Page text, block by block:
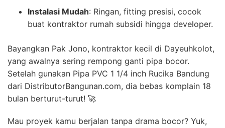
Instalasi Mudah: Ringan, fitting presisi, cocok
buat kontraktor rumah subsidi hingga developer.
Bayangkan Pak Jono, kontraktor kecil di Dayeuhkolot,
yang awalnya sering rempong ganti pipa bocor.
Setelah gunakan Pipa PVC 1 1/4 inch Rucika Bandung
dari DistributorBangunan.com, dia bebas komplain 18
bulan berturut-turut! 🚀
Mau proyek kamu berjalan tanpa drama bocor? Yuk,